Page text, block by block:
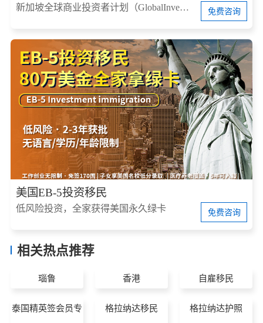
新加坡全球商业投资者计划（GlobalInvestorProgram，简称GIP） 免费咨询
美国EB-5投资移民
低风险投资，全家获得美国永久绿卡 免费咨询
相关热点推荐
瑙鲁 香港 自雇移民
泰国精英签会员专 格拉纳达移民 格拉纳达护照